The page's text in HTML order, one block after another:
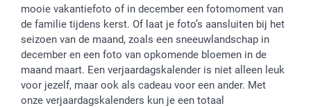
mooie vakantiefoto of in december een fotomoment van
de familie tijdens kerst. Of laat je foto’s aansluiten bij het
seizoen van de maand, zoals een sneeuwlandschap in
december en een foto van opkomende bloemen in de
maand maart. Een verjaardagskalender is niet alleen leuk
voor jezelf, maar ook als cadeau voor een ander. Met
onze verjaardagskalenders kun je een totaal